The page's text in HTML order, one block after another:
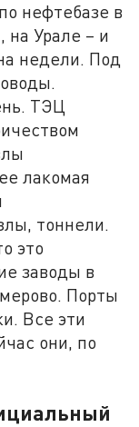
нефтебазе в
на Урале – и
недели. Под
ТЭЦ
лакомая
тоннели.
это
заводы в
Порты
Все эти
они, по